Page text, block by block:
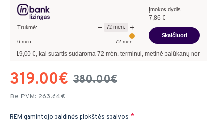
319.00€ 380.00€
Be PVM: 263.64€
REM gamintojo baldinės plokštės spalvos
Trukmė: − 72 mėn. +
6 mėn. 72 mėn.
Įmokos dydis
7,86 €
Skaičiuoti
€, kai sutartis sudaroma72mėn. terminui, metinė palūkanų norma – 13,90